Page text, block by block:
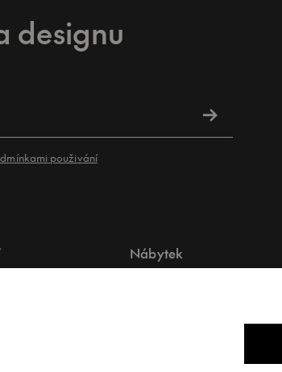
designu
použivání
Nábytek